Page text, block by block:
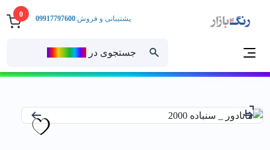
0
جستجوی در
پشتیبانی و فروش:09917797600